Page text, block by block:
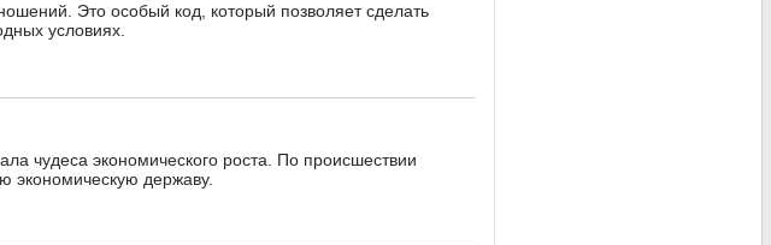
Это особый код, который позволяет сделать
условиях.
чудеса экономического роста. По происшествии
экономическую державу.